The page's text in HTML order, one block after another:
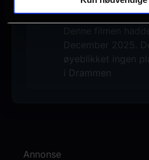
Ingen visninger i
December 2025.
øyeblikket ingen
i Drammen
Annonse